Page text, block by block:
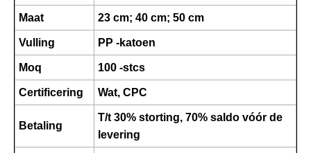
Maat 23 cm; 40 cm; 50 cm
Vulling PP -katoen
Moq 100 -stcs
Certificering Wat, CPC
Betaling
T/t 30% storting, 70% saldo vóór de
levering